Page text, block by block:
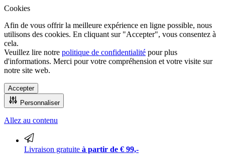
Cookies
Afin de vous offrir la meilleure expérience en ligne possible, nous
utilisons des cookies. En cliquant sur "Accepter", vous consentez à
cela.
Veuillez lire notre politique de confidentialité pour plus
d'informations. Merci pour votre compréhension et votre visite sur
notre site web.
Accepter
Personnaliser
Commande avant 20h30, envoyée aujourd'hui
Allez au contenu
Livraison gratuite à partir de € 99,-